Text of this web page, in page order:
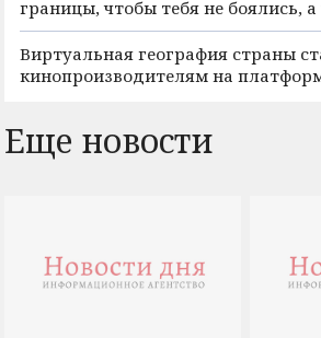
границы, чтобы тебя не боялись,
Виртуальная география страны
кинопроизводителям на
Еще новости